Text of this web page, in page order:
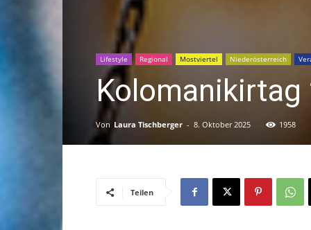
Lifestyle Regional Mostviertel Niederösterreich
Von Laura Tischberger - 8. Oktober 2025 1958
Teilen